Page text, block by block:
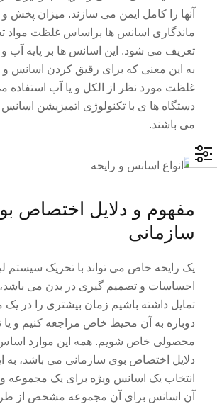
آنها را کامل ایمن می سازند. میزان پخش و
ماندگاری اسانس ها براساس غلظت مواد
تعریف می شود. این اسانس ها بر پایه آب و
به این معنی که برای رقیق کردن اسانس و
غلظت مورد نظر از الکل و یا آب استفاده
دستگاه ها ی با تکنولوژی اتمیزیشن اسانس
می باشند.
مفهوم و دلایل اختصاص
سازمانی
یک رایحه خاص می تواند با تحریک سیستم
احساسات و تصمیم گیری در بدن می
تمایل داشته باشیم زمان بیشتری را در یک
دوباره به آن محیط خاص مراجعه کنیم و یا
محصولی خاص شویم. همه این موارد اساس
دلایل اختصاص بوی سازمانی می باشد، به
انتخاب یک اسانس ویژه برای یک
آن اسانس برای آن مجموعه مشخص از